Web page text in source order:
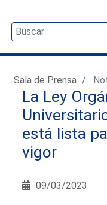
Sala de Prensa
La Ley
está lista
vigor
09/03/2023